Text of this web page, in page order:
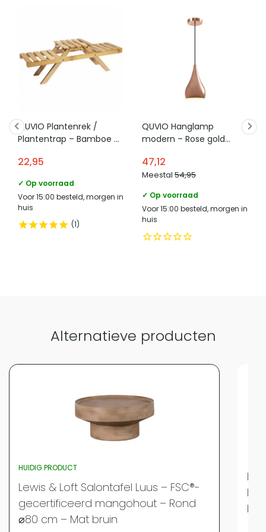
QUVIO Plantenrek /
Plantentrap – Bamboe –
22,95
✓ Op voorraad
Voor 15:00 besteld, morgen in
huis
1
QUVIO Hanglamp
modern – Rose gold
47,12
Meestal 54,95
✓ Op voorraad
Voor 15:00 besteld, morgen in
huis
Alternatieve producten
HUIDIG PRODUCT
Lewis & Loft Salontafel Luus – FSC®-
gecertificeerd mangohout – Rond
⌀80 cm – Mat bruin